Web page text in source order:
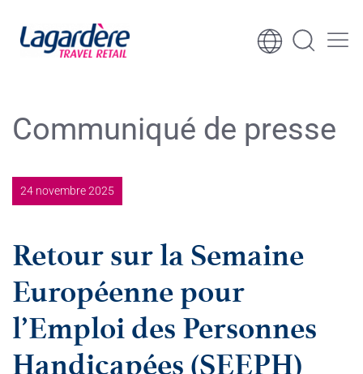
Aller au contenu
Communiqué de presse
24 novembre 2025
Retour sur la Semaine
Européenne pour
l’Emploi des Personnes
Handicapées (SEEPH)